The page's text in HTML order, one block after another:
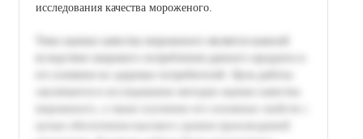
исследования качества мороженого.